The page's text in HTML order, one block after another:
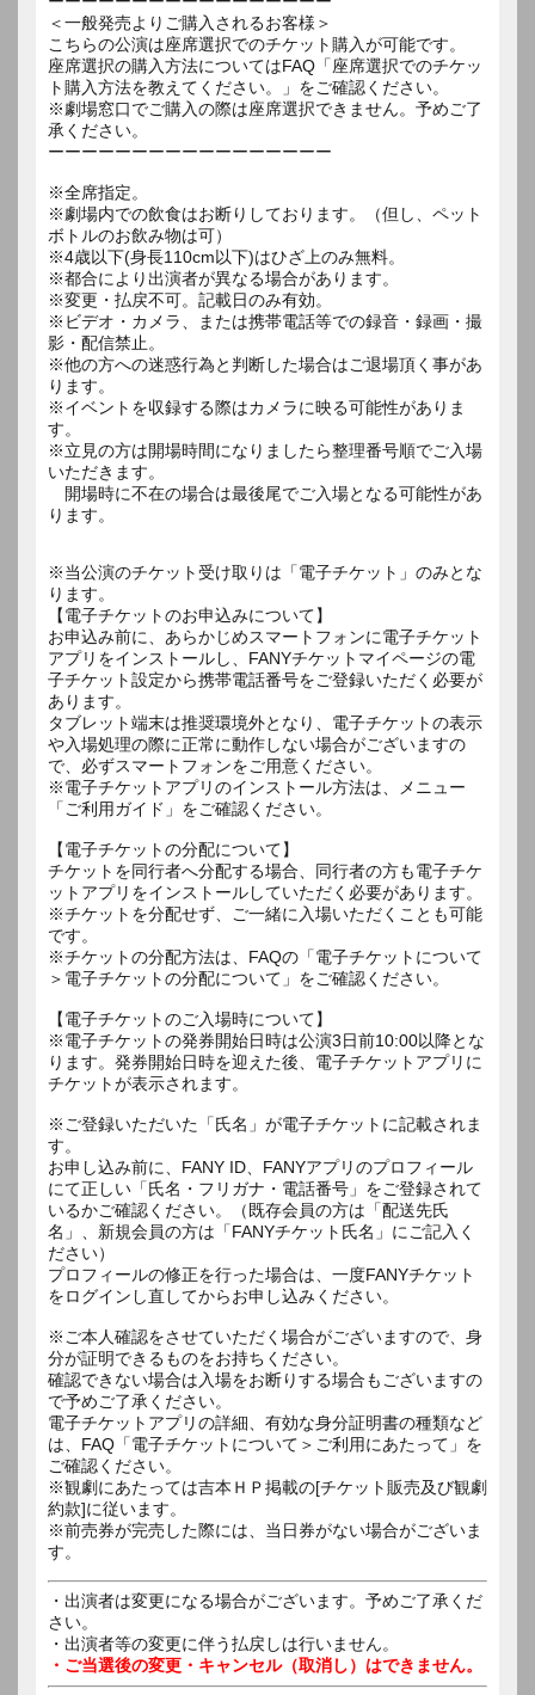
＜一般発売よりご購入されるお客様＞
こちらの公演は座席選択でのチケット購入が可能です。
座席選択の購入方法についてはFAQ「座席選択でのチケッ
ト購入方法を教えてください。」をご確認ください。
※劇場窓口でご購入の際は座席選択できません。予めご了
承ください。
ーーーーーーーーーーーーーーーーー
※全席指定。
※劇場内での飲食はお断りしております。（但し、ペット
ボトルのお飲み物は可）
※4歳以下(身長110cm以下)はひざ上のみ無料。
※都合により出演者が異なる場合があります。
※変更・払戻不可。記載日のみ有効。
※ビデオ・カメラ、または携帯電話等での録音・録画・撮
影・配信禁止。
※他の方への迷惑行為と判断した場合はご退場頂く事があ
ります。
※イベントを収録する際はカメラに映る可能性がありま
す。
※立見の方は開場時間になりましたら整理番号順でご入場
いただきます。
開場時に不在の場合は最後尾でご入場となる可能性があ
ります。
※当公演のチケット受け取りは「電子チケット」のみとな
ります。
【電子チケットのお申込みについて】
お申込み前に、あらかじめスマートフォンに電子チケット
アプリをインストールし、FANYチケットマイページの電
子チケット設定から携帯電話番号をご登録いただく必要が
あります。
タブレット端末は推奨環境外となり、電子チケットの表示
や入場処理の際に正常に動作しない場合がございますの
で、必ずスマートフォンをご用意ください。
※電子チケットアプリのインストール方法は、メニュー
「ご利用ガイド」をご確認ください。
【電子チケットの分配について】
チケットを同行者へ分配する場合、同行者の方も電子チケ
ットアプリをインストールしていただく必要があります。
※チケットを分配せず、ご一緒に入場いただくことも可能
です。
※チケットの分配方法は、FAQの「電子チケットについて
＞電子チケットの分配について」をご確認ください。
【電子チケットのご入場時について】
※電子チケットの発券開始日時は公演3日前10:00以降とな
ります。発券開始日時を迎えた後、電子チケットアプリに
チケットが表示されます。
※ご登録いただいた「氏名」が電子チケットに記載されま
す。
お申し込み前に、FANY ID、FANYアプリのプロフィール
にて正しい「氏名・フリガナ・電話番号」をご登録されて
いるかご確認ください。（既存会員の方は「配送先氏
名」、新規会員の方は「FANYチケット氏名」にご記入く
ださい）
プロフィールの修正を行った場合は、一度FANYチケット
をログインし直してからお申し込みください。
※ご本人確認をさせていただく場合がございますので、身
分が証明できるものをお持ちください。
確認できない場合は入場をお断りする場合もございますの
で予めご了承ください。
電子チケットアプリの詳細、有効な身分証明書の種類など
は、FAQ「電子チケットについて＞ご利用にあたって」を
ご確認ください。
※観劇にあたっては吉本ＨＰ掲載の[チケット販売及び観劇
約款]に従います。
※前売券が完売した際には、当日券がない場合がございま
す。
・出演者は変更になる場合がございます。予めご了承くだ
さい。
・出演者等の変更に伴う払戻しは行いません。
・ご当選後の変更・キャンセル（取消し）はできません。